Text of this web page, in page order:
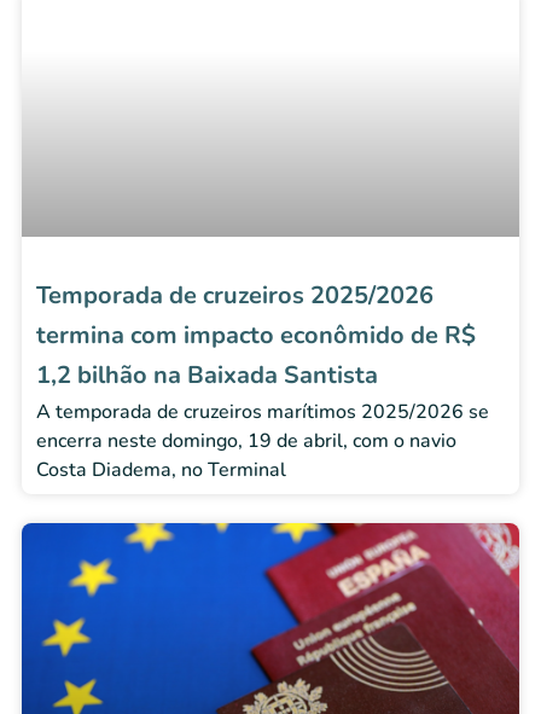
Temporada de cruzeiros 2025/2026
termina com impacto econômido de R$
1,2 bilhão na Baixada Santista
A temporada de cruzeiros marítimos 2025/2026 se
encerra neste domingo, 19 de abril, com o navio
Costa Diadema, no Terminal